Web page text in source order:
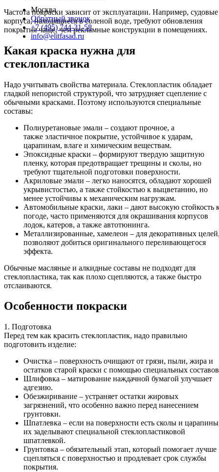
Москва
Обратный звонок
+7 (495) 744-31-58
info@elitfasad.ru
Частота покраски зависит от эксплуатации. Например, судовые
корпуса, находящиеся в соленой воде, требуют обновления
покрытия чаще, чем рекламные конструкции в помещениях.
Какая краска нужна для
стеклопластика
Надо учитывать свойства материала. Стеклопластик обладает
гладкой непористой структурой, что затрудняет сцепление с
обычными красками. Поэтому используются специальные
составы:
Полиуретановые эмали – создают прочное, а
также эластичное покрытие, устойчивое к ударам,
царапинам, влаге и химическим веществам.
Эпоксидные краски – формируют твердую защитную
пленку, которая предотвращает трещины и сколы, но
требуют тщательной подготовки поверхности.
Акриловые эмали – легко наносятся, обладают хорошей
укрывистостью, а также стойкостью к выцветанию, но
менее устойчивы к механическим нагрузкам.
Автомобильные краски, лаки – дают высокую стойкость
погоде, часто применяются для окрашивания корпусов
лодок, катеров, а также автотюнинга.
Металлизированные, хамелеон – для декоративных
позволяют добиться оригинального переливающегося
эффекта.
Обычные масляные и алкидные составы не подходят для
стеклопластика, так как плохо сцепляются, а также быстро
отслаиваются.
Особенности покраски
1. Подготовка
Перед тем как красить стеклопластик, надо правильно
подготовить изделие:
Очистка – поверхность очищают от грязи, пыли, жира и
остатков старой краски с помощью специальных
Шлифовка – матирование наждачной бумагой улучшает
адгезию.
Обезжиривание – устраняет остатки жировых
загрязнений, что особенно важно перед нанесением
грунтовки.
Шпатлевка – если на поверхности есть сколы и
их заделывают специальной стеклопластиковой
шпатлевкой.
Грунтовка – обязательный этап, который помогает лучше
сцепляться с поверхностью и продлевает срок службы
покрытия.